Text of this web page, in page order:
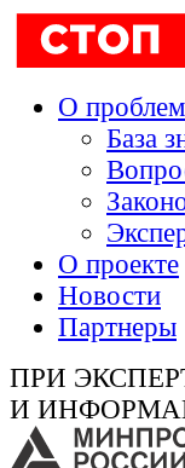
О
База
О проекте
Новости
Партнеры
ПРИ
И